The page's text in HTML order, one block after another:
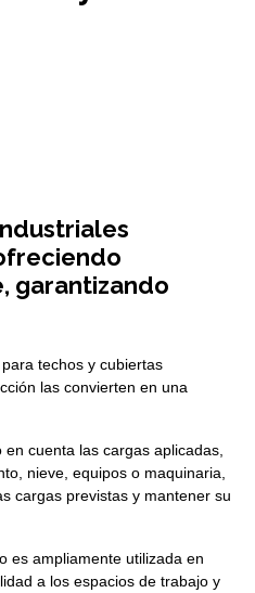
garantizando
techos y cubiertas
las convierten en una
cuenta las cargas aplicadas,
nieve, equipos o maquinaria,
cargas previstas y mantener su
es ampliamente utilizada en
a los espacios de trabajo y